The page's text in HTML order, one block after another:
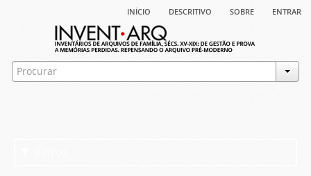
início descritivo sobre entrar